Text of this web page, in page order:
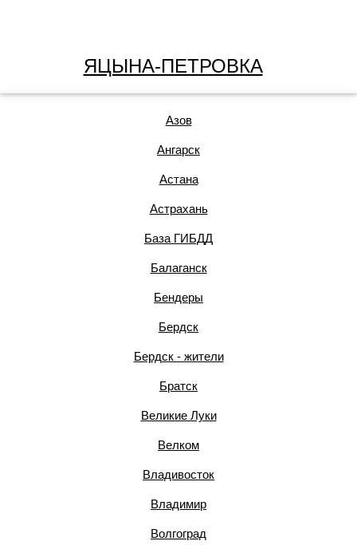
ЯЦЫНА-ПЕТРОВКА
Азов
Ангарск
Астана
Астрахань
База ГИБДД
Балаганск
Бендеры
Бердск
Бердск - жители
Братск
Великие Луки
Велком
Владивосток
Владимир
Волгоград